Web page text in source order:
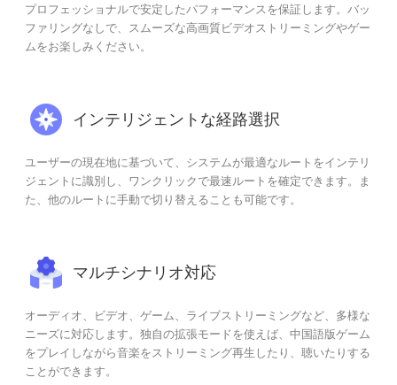
プロフェッショナルで安定したパフォーマンスを保証します。バッ
ファリングなしで、スムーズな高画質ビデオストリーミングやゲー
ムをお楽しみください。
インテリジェントな経路選択
ユーザーの現在地に基づいて、システムが最適なルートをインテリ
ジェントに識別し、ワンクリックで最速ルートを確定できます。ま
た、他のルートに手動で切り替えることも可能です。
マルチシナリオ対応
オーディオ、ビデオ、ゲーム、ライブストリーミングなど、多様な
ニーズに対応します。独自の拡張モードを使えば、中国語版ゲーム
をプレイしながら音楽をストリーミング再生したり、聴いたりする
ことができます。